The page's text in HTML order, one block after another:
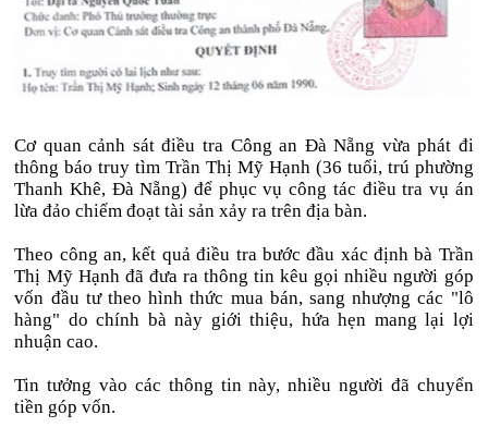
Cơ quan cảnh sát điều tra Công an Đà Nẵng vừa phát đi
thông báo truy tìm Trần Thị Mỹ Hạnh (36 tuổi, trú phường
Thanh Khê, Đà Nẵng) để phục vụ công tác điều tra vụ án
lừa đảo chiếm đoạt tài sản xảy ra trên địa bàn.
Theo công an, kết quả điều tra bước đầu xác định bà Trần
Thị Mỹ Hạnh đã đưa ra thông tin kêu gọi nhiều người góp
vốn đầu tư theo hình thức mua bán, sang nhượng các "lô
hàng" do chính bà này giới thiệu, hứa hẹn mang lại lợi
nhuận cao.
Tin tưởng vào các thông tin này, nhiều người đã chuyển
tiền góp vốn.